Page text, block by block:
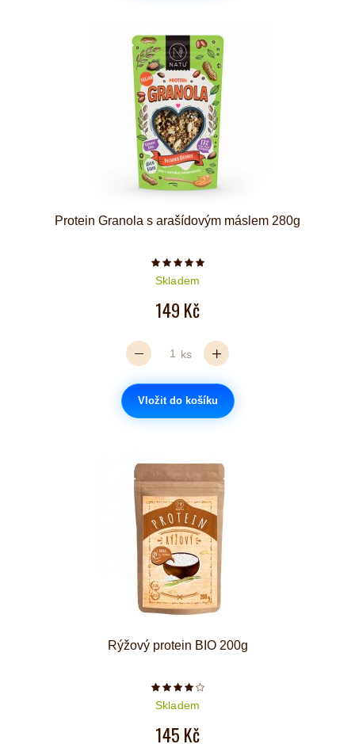
Protein Granola s arašídovým máslem 280g
Počet hvězdiček je 5 z 5
Skladem
149 Kč
ks
Vložit do košíku
Rýžový protein BIO 200g
Počet hvězdiček je 4 z 5
Skladem
145 Kč